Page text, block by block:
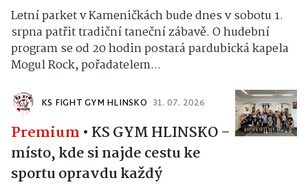
Letní parket v Kameničkách bude dnes v sobotu 1.
srpna patřit tradiční taneční zábavě. O hudební
program se od 20 hodin postará pardubická kapela
Mogul Rock, pořadatelem...
KS FIGHT GYM HLINSKO 31. 07. 2026
Premium • KS GYM HLINSKO –
místo, kde si najde cestu ke
sportu opravdu každý